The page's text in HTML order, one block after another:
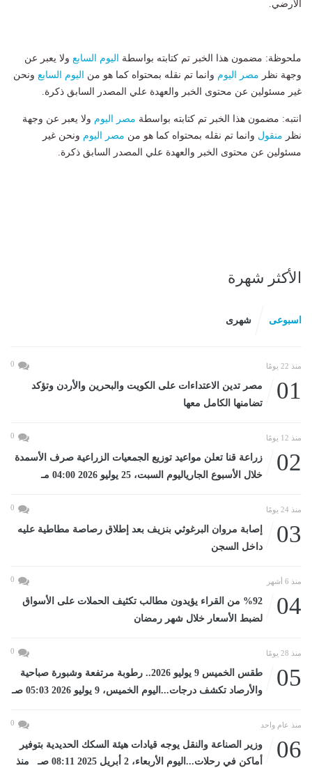
الأرضي.
ملحوظة: مضمون هذا الخبر تم كتابته بواسطة اليوم السابع ولا يعبر عن
وجهة نظر مصر اليوم وانما تم نقله بمحتواه كما هو من اليوم السابع ونحن
غير مسئولين عن محتوى الخبر والعهدة علي المصدر السابق ذكرة.
انتبه: مضمون هذا الخبر تم كتابته بواسطة مصر اليوم ولا يعبر عن وجهة
نظر منقول وانما تم نقله بمحتواه كما هو من مصر اليوم ونحن غير
مسئولين عن محتوى الخبر والعهدة علي المصدر السابق ذكرة.
الأكثر شهرة
اسبوعى شهرى
منذ 22 يومًا 0
01
مصر تدين الاعتداءات على الكويت والبحرين والأردن وتؤكد
تضامنها الكامل معها
منذ 12 يومًا 0
02
زراعة قنا تعلن مواعيد توزيع الجمعيات الزراعية صرف الأسمدة
خلال الأسبوع الجارياليوم السبت، 25 يوليو 2026 04:00 مـ
منذ 24 يومًا 0
03
إصابة مروان البرغوثي بنزيف بعد إطلاق رصاصة مطاطية عليه
داخل السجن
منذ 6 أشهر 0
04
%92 من القراء يؤيدون مطالب تكثيف الحملات على الأسواق
لضبط الأسعار خلال شهر رمضان
منذ 28 يومًا 0
05
طقس الخميس 9 يوليو 2026.. رطوبة مرتفعة وشبورة صباحية
والأرصاد تكشف درجات...اليوم الخميس، 9 يوليو 2026 05:03 صـ
منذ عام واحد 0
06
وزير الصناعة والنقل يوجه قيادات هيئة السكك الحديدية بتوفير
أماكن في رحلات...اليوم الأربعاء، 2 أبريل 2025 08:11 صـ منذ